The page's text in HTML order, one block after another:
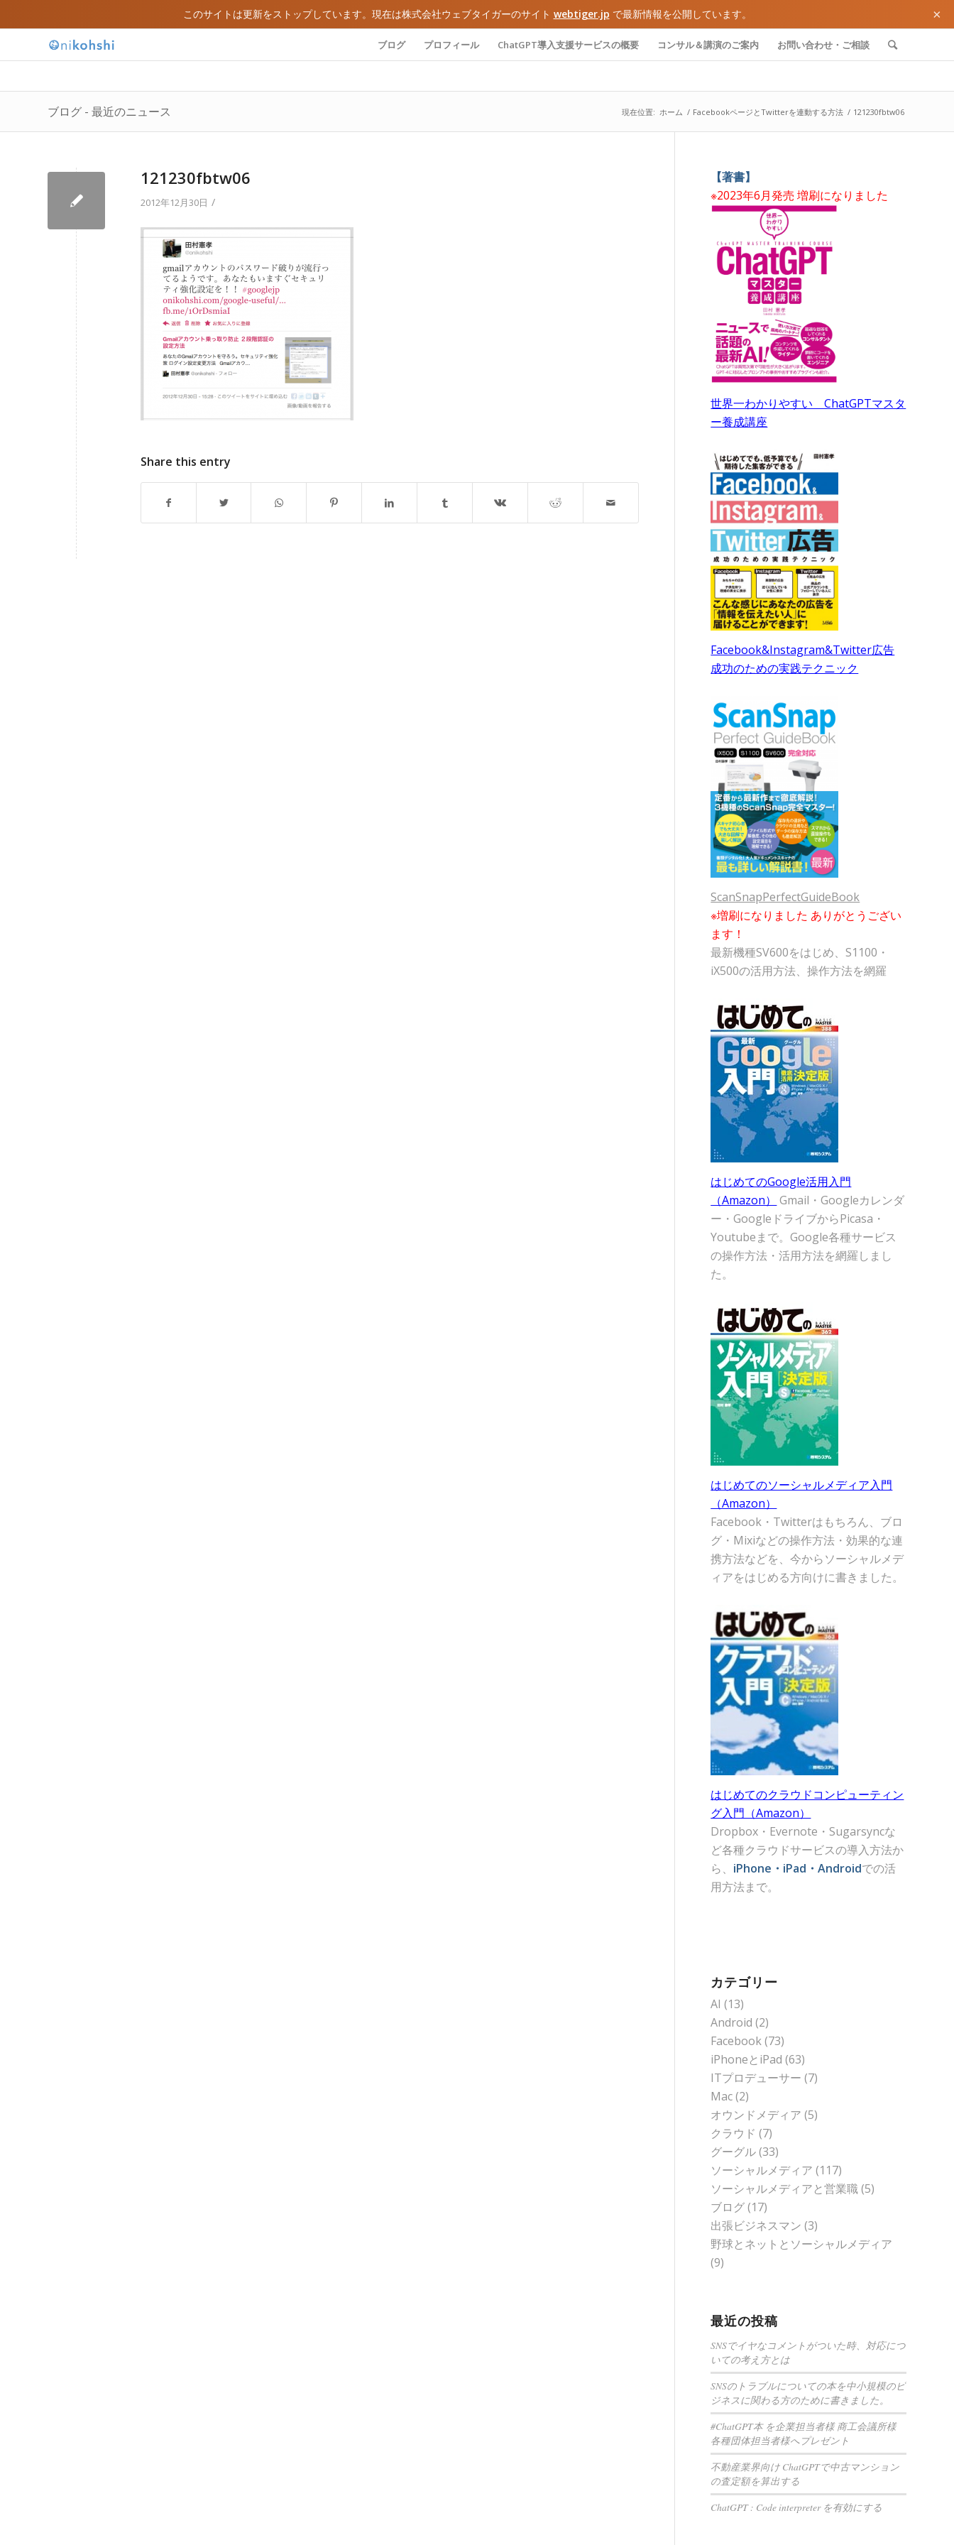
このサイトは更新をストップしています。現在は株式会社ウェブタイガーのサイト webtiger.jp で最新情報を公開しています。 ×
ブログ プロフィール ChatGPT導入支援サービスの概要 コンサル＆講演のご案内 お問い合わせ・ご相談
ブログ - 最近のニュース 現在位置: ホーム / FacebookページとTwitterを連動する方法 / 121230fbtw06
121230fbtw06
2012年12月30日 /
Share this entry
【著書】
※2023年6月発売 増刷になりました
世界一わかりやすい ChatGPTマスタ
ー養成講座
Facebook&Instagram&Twitter広告
成功のための実践テクニック
ScanSnapPerfectGuideBook
※増刷になりました ありがとうござい
ます！
最新機種SV600をはじめ、S1100・
iX500の活用方法、操作方法を網羅
はじめてのGoogle活用入門
（Amazon）
Gmail・Googleカレンダ
ー・GoogleドライブからPicasa・
Youtubeまで。Google各種サービス
の操作方法・活用方法を網羅しまし
た。
はじめてのソーシャルメディア入門
（Amazon）
Facebook・Twitterはもちろん、ブロ
グ・Mixiなどの操作方法・効果的な連
携方法などを、今からソーシャルメデ
ィアをはじめる方向けに書きました。
はじめてのクラウドコンピューティン
グ入門（Amazon）
Dropbox・Evernote・Sugarsyncな
ど各種クラウドサービスの導入方法か
ら、 iPhone・iPad・Androidでの活
用方法まで。
カテゴリー
AI (13)
Android (2)
Facebook(73)
iPhoneとiPad (63)
ITプロデューサー (7)
Mac(2)
オウンドメディア (5)
クラウド (7)
グーグル(33)
ソーシャルメディア (117)
ソーシャルメディアと営業職(5)
ブログ(17)
出張ビジネスマン (3)
野球とネットとソーシャルメディア
(9)
最近の投稿
SNSでイヤなコメントがついた時、対応につ
いての考え方とは
SNSのトラブルについての本を中小規模のビ
ジネスに関わる方のために書きました。
#ChatGPT本 を企業担当者様 商工会議所様
各種団体担当者様へプレゼント
不動産業界向け ChatGPTで中古マンション
の査定額を算出する
ChatGPT : Code interpreter を有効にする